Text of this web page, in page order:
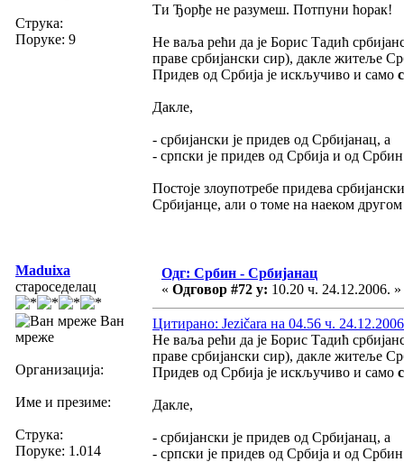
Струка:
Поруке: 9
Ти Ђорђе не разумеш. Потпуни ћорак!
Не ваља рећи да је Борис Тадић
праве србијански сир), дакле житеље
Придев од Србија је искључиво и само
Дакле,
- србијански је придев од Србијанац, а
- српски је придев од Србија и од
Постоје злоупотребе придева
Србијанце, али о томе на наеком другом
Maduixa
староседелац
Ван
мреже
Организација:
Име и презиме:
Струка:
Поруке: 1.014
Одг: Србин - Србијанац
« Одговор #72 у: 10.20 ч. 24.12.2006. »
Цитирано: Jezičara на 04.56 ч.
Не ваља рећи да је Борис Тадић
праве србијански сир), дакле житеље
Придев од Србија је искључиво и само
Дакле,
- србијански је придев од Србијанац, а
- српски је придев од Србија и од